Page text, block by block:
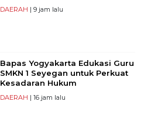
DAERAH | 9 jam lalu
Bapas Yogyakarta Edukasi Guru
SMKN 1 Seyegan untuk Perkuat
Kesadaran Hukum
DAERAH | 16 jam lalu